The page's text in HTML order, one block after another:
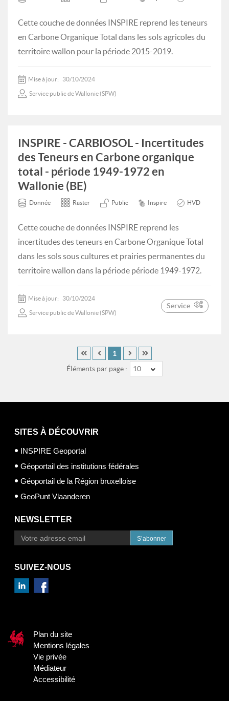
Cette couche de données INSPIRE reprend les teneurs
en Carbone Organique Total dans les sols agricoles du
territoire wallon pour la période 2015-2019.
Mise à jour: 30/10/2024
Service public de Wallonie (SPW)
INSPIRE - CARBIOSOL - Incertitudes
des Teneurs en Carbone organique
total - période 1949-1972 en
Wallonie (BE)
Donnée Raster Public Inspire HVD
Cette couche de données INSPIRE reprend les
incertitudes des teneurs en Carbone Organique Total
dans les sols sous cultures et prairies permanentes du
territoire wallon dans la période période 1949-1972.
Mise à jour: 30/10/2024
Service public de Wallonie (SPW)
Service
Éléments par page : 10
1
SITES À DÉCOUVRIR
INSPIRE Geoportal
Géoportail des institutions fédérales
Géoportail de la Région bruxelloise
GeoPunt Vlaanderen
NEWSLETTER
S’abonner
SUIVEZ-NOUS
Plan du site
Mentions légales
Vie privée
Médiateur
Accessibilité